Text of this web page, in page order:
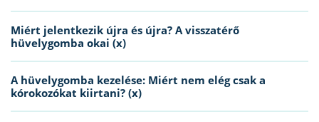
Miért jelentkezik újra és újra? A visszatérő
hüvelygomba okai (x)
A hüvelygomba kezelése: Miért nem elég csak a
kórokozókat kiirtani? (x)